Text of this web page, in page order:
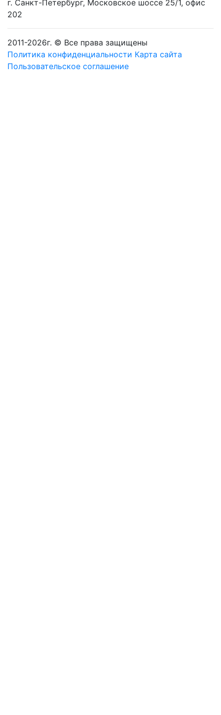
г. Санкт-Петербург, Московское шоссе 25/1, офис
202
2011-2026г. © Все права защищены
Политика конфиденциальности Карта сайта
Пользовательское соглашение